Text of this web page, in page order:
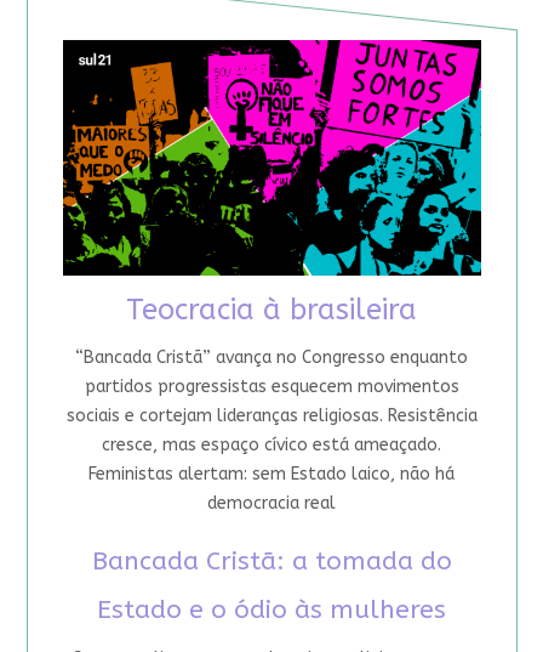
Teocracia à brasileira
“Bancada Cristã” avança no Congresso enquanto
partidos progressistas esquecem movimentos
sociais e cortejam lideranças religiosas. Resistência
cresce, mas espaço cívico está ameaçado.
Feministas alertam: sem Estado laico, não há
democracia real
Bancada Cristã: a tomada do
Estado e o ódio às mulheres